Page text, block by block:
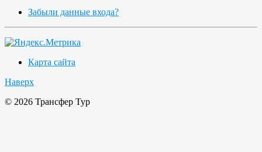
Забыли данные входа?
Карта сайта
Наверх
© 2026 Трансфер Тур